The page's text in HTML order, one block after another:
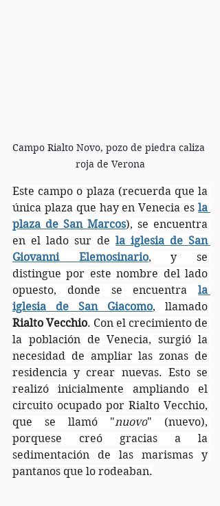
Campo Rialto Novo, pozo de piedra caliza
roja de Verona
Este campo o plaza (recuerda que la
única plaza que hay en Venecia es la
plaza de San Marcos), se encuentra
en el lado sur de la iglesia de San
Giovanni Elemosinario, y se
distingue por este nombre del lado
opuesto, donde se encuentra la
iglesia de San Giacomo
Rialto Vecchio. Con el crecimiento de
la población de Venecia, surgió la
necesidad de ampliar las zonas de
residencia y crear nuevas. Esto se
realizó inicialmente ampliando el
circuito ocupado por Rialto Vecchio,
que se llamó "nuovo" (nuevo),
porquese creó gracias a la
sedimentación de las marismas y
pantanos que lo rodeaban.